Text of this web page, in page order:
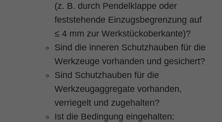
(z. B. durch Pendelklappe oder
feststehende Einzugsbegrenzung auf
≤ 4 mm zur Werkstückoberkante)?
Sind die inneren Schutzhauben für die
Werkzeuge vorhanden und gesichert?
Sind Schutzhauben für die
Werkzeugaggregate vorhanden,
verriegelt und zugehalten?
Ist die Bedingung eingehalten: